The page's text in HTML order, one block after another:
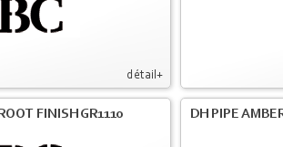
détail+
FINISH GR1110 DH PIPE